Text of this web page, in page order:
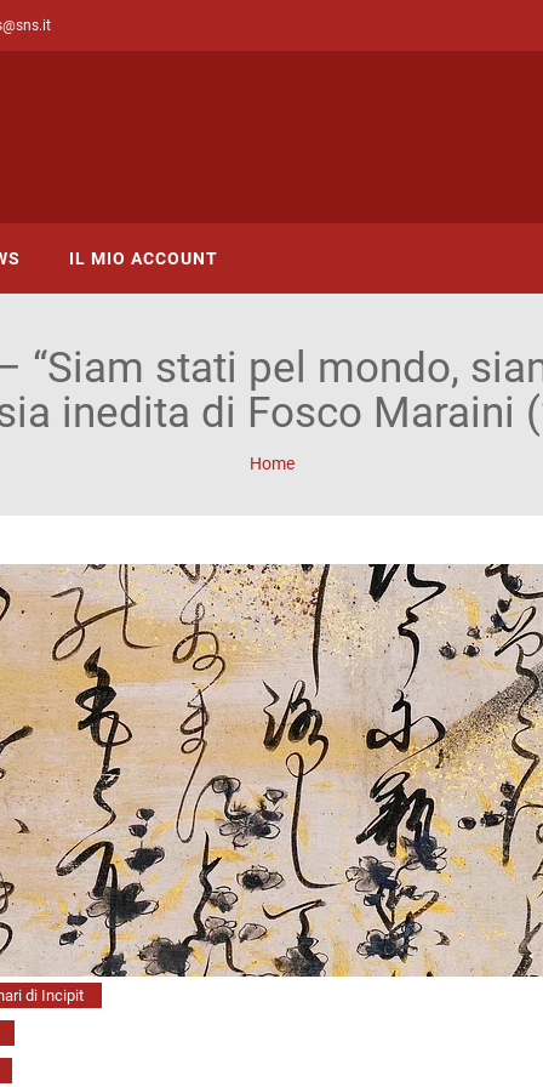
IL MIO ACCOUNT
“Siam stati pel mondo,
inedita di Fosco Maraini
Home
di Incipit